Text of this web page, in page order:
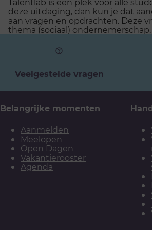
deze uitdaging, dan kun je dat
aan vragen en opdrachten. Deze
thema (sociaal)
Veelgestelde vragen
Belangrijke momenten
Aanmelden
Meelopen
Open Dagen
Vakantierooster
Agenda